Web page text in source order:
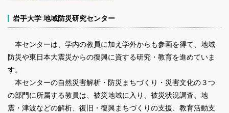
岩手大学 地域防災研究センター
本センターは、学内の教員に加え学外からも参画を得て、地域
防災や東日本大震災からの復興に資する研究・教育を進めていま
す。
本センターの自然災害解析・防災まちづくり・災害文化の３つ
の部門に所属する教員は、被災地域に入り、被災状況調査、地
震・津波などの解析、復旧・復興まちづくりの支援、教育活動支